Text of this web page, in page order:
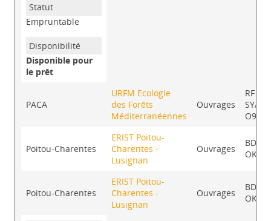
Empruntable
Disponible pour
le prêt
PACA
URFM Ecologie
des Forêts
Méditerranéennes
Ouvrages
RF
SYA-
O963
Poitou-Charentes
ERIST Poitou-
Charentes -
Lusignan
Ouvrages
BD
OKI
Poitou-Charentes
ERIST Poitou-
Charentes -
Lusignan
Ouvrages
BD
OKI